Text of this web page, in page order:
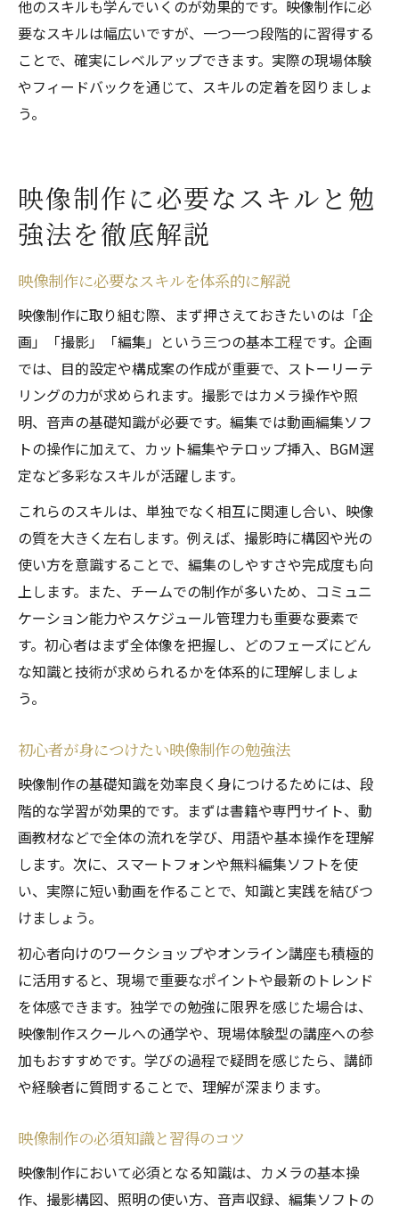
他のスキルも学んでいくのが効果的です。映像制作に必
要なスキルは幅広いですが、一つ一つ段階的に習得する
ことで、確実にレベルアップできます。実際の現場体験
やフィードバックを通じて、スキルの定着を図りましょ
う。
映像制作に必要なスキルと勉
強法を徹底解説
映像制作に必要なスキルを体系的に解説
映像制作に取り組む際、まず押さえておきたいのは「企
画」「撮影」「編集」という三つの基本工程です。企画
では、目的設定や構成案の作成が重要で、ストーリーテ
リングの力が求められます。撮影ではカメラ操作や照
明、音声の基礎知識が必要です。編集では動画編集ソフ
トの操作に加えて、カット編集やテロップ挿入、BGM選
定など多彩なスキルが活躍します。
これらのスキルは、単独でなく相互に関連し合い、映像
の質を大きく左右します。例えば、撮影時に構図や光の
使い方を意識することで、編集のしやすさや完成度も向
上します。また、チームでの制作が多いため、コミュニ
ケーション能力やスケジュール管理力も重要な要素で
す。初心者はまず全体像を把握し、どのフェーズにどん
な知識と技術が求められるかを体系的に理解しましょ
う。
初心者が身につけたい映像制作の勉強法
映像制作の基礎知識を効率良く身につけるためには、段
階的な学習が効果的です。まずは書籍や専門サイト、動
画教材などで全体の流れを学び、用語や基本操作を理解
します。次に、スマートフォンや無料編集ソフトを使
い、実際に短い動画を作ることで、知識と実践を結びつ
けましょう。
初心者向けのワークショップやオンライン講座も積極的
に活用すると、現場で重要なポイントや最新のトレンド
を体感できます。独学での勉強に限界を感じた場合は、
映像制作スクールへの通学や、現場体験型の講座への参
加もおすすめです。学びの過程で疑問を感じたら、講師
や経験者に質問することで、理解が深まります。
映像制作の必須知識と習得のコツ
映像制作において必須となる知識は、カメラの基本操
作、撮影構図、照明の使い方、音声収録、編集ソフトの